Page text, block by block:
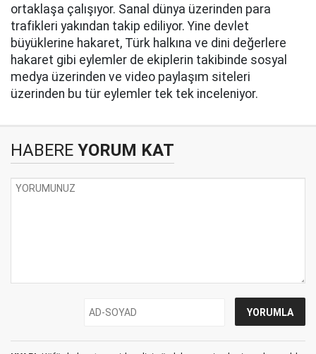
ortaklaşa çalışıyor. Sanal dünya üzerinden para
trafikleri yakından takip ediliyor. Yine devlet
büyüklerine hakaret, Türk halkına ve dini değerlere
hakaret gibi eylemler de ekiplerin takibinde sosyal
medya üzerinden ve video paylaşım siteleri
üzerinden bu tür eylemler tek tek inceleniyor.
HABERE YORUM KAT